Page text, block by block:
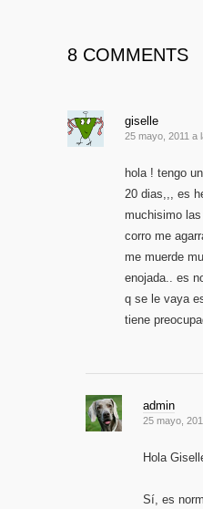
8 COMMENTS
giselle
25 mayo, 2011 a
hola ! tengo
20 dias,,, es
muchisimo
corro me
me muerde
enojada.. es
q se le vaya
tiene
admin
25 mayo,
Hola
Sí, es